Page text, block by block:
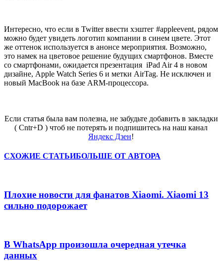
Интересно, что если в Twitter ввести хэштег #appleevent, рядом
можно будет увидеть логотип компании в синем цвете. Этот
же оттенок используется в анонсе мероприятия. Возможно,
это намек на цветовое решение будущих смартфонов. Вместе
со смартфонами, ожидается презентация iPad Air 4 в новом
дизайне, Apple Watch Series 6 и метки AirTag. Не исключен и
новый MacBook на базе ARM-процессора.
Если статья была вам полезна, не забудьте добавить в закладки
( Cntr+D ) чтоб не потерять и подпишитесь на наш канал
Яндекс Дзен!
СХОЖИЕ СТАТЬИБОЛЬШЕ ОТ АВТОРА
Плохие новости для фанатов Xiaomi. Xiaomi 13
сильно подорожает
В WhatsApp произошла очередная утечка
данных